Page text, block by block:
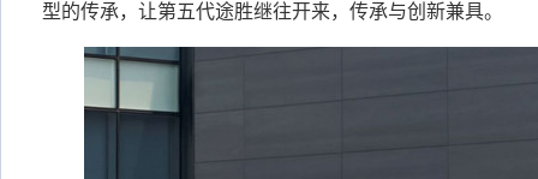
型的传承，让第五代途胜继往开来，传承与创新兼具。